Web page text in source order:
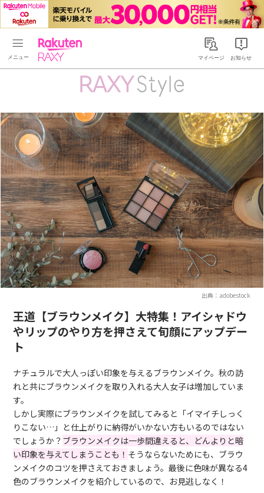
Rakuten RAXYマイページ お知らせ
出典：adobestock
王道【ブラウンメイク】大特集！アイシャドウ
やリップのやり方を押さえて旬顔にアップデー
ト
ナチュラルで大人っぽい印象を与えるブラウンメイク。秋の訪
れと共にブラウンメイクを取り入れる大人女子は増加していま
す。
しかし実際にブラウンメイクを試してみると「イマイチしっく
りこない…」と仕上がりに納得がいかない方もいるのではない
でしょうか？ ブラウンメイクは一歩間違えると、どんよりと暗
い印象を与えてしまうことも！ そうならないためにも、ブラウ
ンメイクのコツを押さえておきましょう。最後に色味が異なる4
色のブラウンメイクを紹介しているので、お見逃しなく！